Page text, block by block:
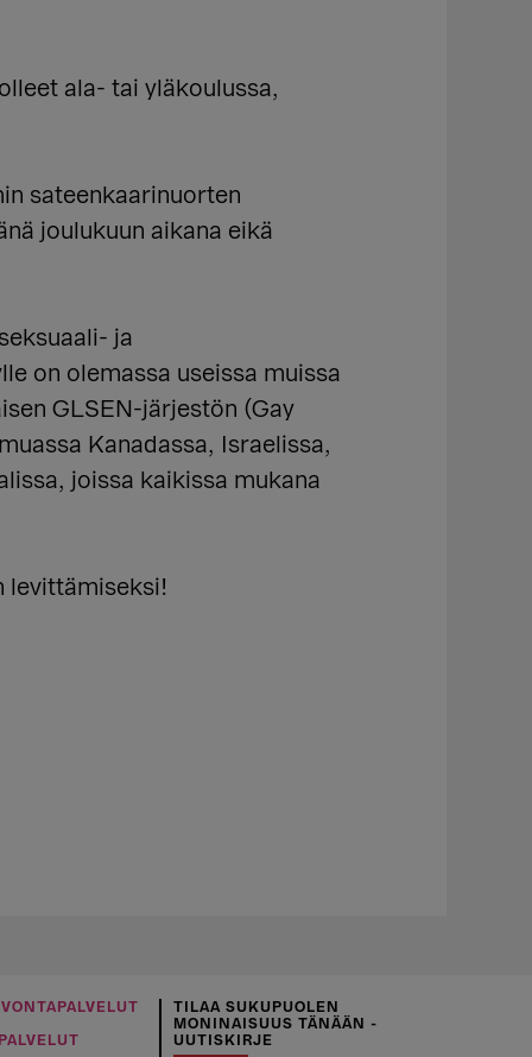
ala- tai yläkoulussa,
sateenkaarinuorten
joulukuun aikana eikä
ja
on olemassa useissa muissa
GLSEN-järjestön (Gay
Kanadassa, Israelissa,
joissa kaikissa mukana
levittämiseksi!
TILAA SUKUPUOLEN
MONINAISUUS TÄNÄÄN -
UUTISKIRJE